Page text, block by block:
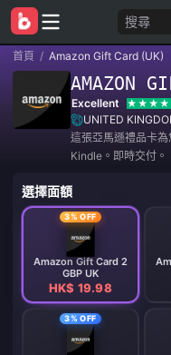
搜尋
首頁 / Amazon Gift Card (UK)
AMAZON
Excellent
UNITED
這張亞馬遜禮品卡
Kindle。即時交付。
選擇面額
3% OFF
Amazon Gift Card 2
GBP UK
HK$ 19.98
3% OFF